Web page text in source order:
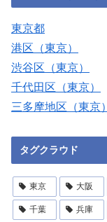
東京都
港区（東京）
渋谷区（東京）
千代田区（東京）
三多摩地区（東京）
タグクラウド
東京 大阪
千葉 兵庫